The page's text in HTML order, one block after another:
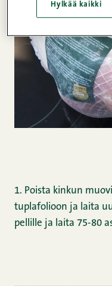
1. Poista kinkun
tuplafolioon ja laita
pellille ja laita 75-80
Hylkää kaikki